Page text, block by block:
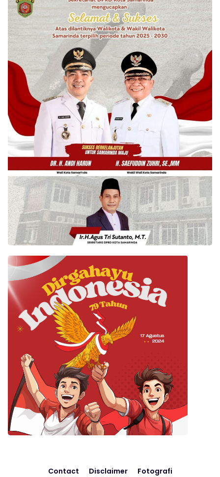
Contact Disclaimer Fotografi